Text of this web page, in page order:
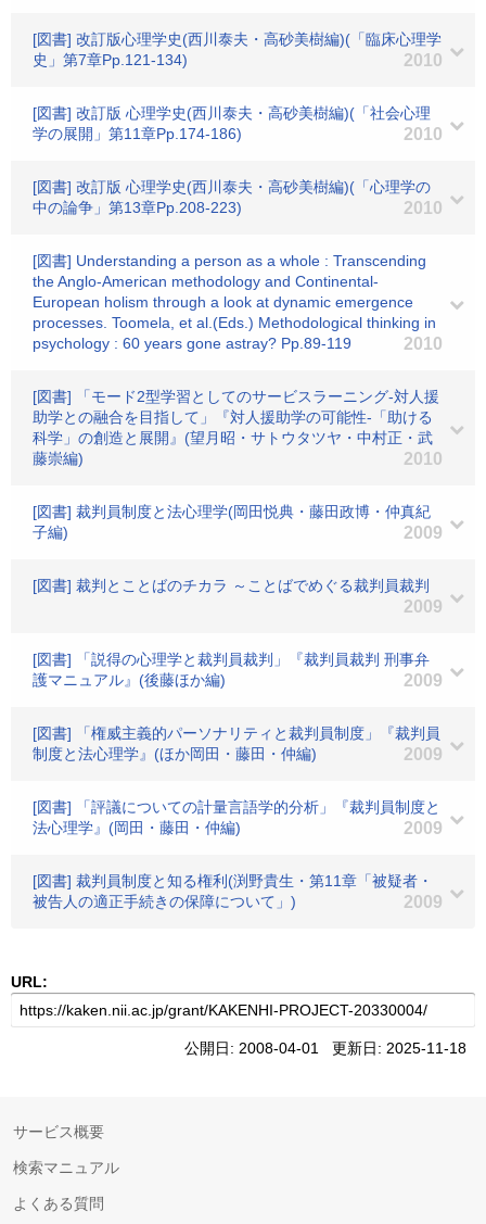
[図書] 改訂版心理学史(西川泰夫・高砂美樹編)(「臨床心理学
史」第7章Pp.121-134)
2010
[図書] 改訂版 心理学史(西川泰夫・高砂美樹編)(「社会心理
学の展開」第11章Pp.174-186)
2010
[図書] 改訂版 心理学史(西川泰夫・高砂美樹編)(「心理学の
中の論争」第13章Pp.208-223)
2010
[図書] Understanding a person as a whole : Transcending
the Anglo-American methodology and Continental-
European holism through a look at dynamic emergence
processes. Toomela, et al.(Eds.) Methodological thinking in
psychology : 60 years gone astray? Pp.89-119
2010
[図書] 「モード2型学習としてのサービスラーニング-対人援
助学との融合を目指して」『対人援助学の可能性-「助ける
科学」の創造と展開』(望月昭・サトウタツヤ・中村正・武
藤崇編)
2010
[図書] 裁判員制度と法心理学(岡田悦典・藤田政博・仲真紀
子編)
2009
[図書] 裁判とことばのチカラ ～ことばでめぐる裁判員裁判
2009
[図書] 「説得の心理学と裁判員裁判」『裁判員裁判 刑事弁
護マニュアル』(後藤ほか編)
2009
[図書] 「権威主義的パーソナリティと裁判員制度」『裁判員
制度と法心理学』(ほか岡田・藤田・仲編)
2009
[図書] 「評議についての計量言語学的分析」『裁判員制度と
法心理学』(岡田・藤田・仲編)
2009
[図書] 裁判員制度と知る権利(渕野貴生・第11章「被疑者・
被告人の適正手続きの保障について」)
2009
URL:
公開日: 2008-04-01 更新日: 2025-11-18
サービス概要
検索マニュアル
よくある質問